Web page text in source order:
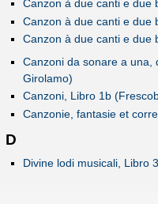
Canzon à due canti e due
Canzon à due canti e due
Canzon à due canti e due
Canzoni da sonare a una,
Girolamo)
Canzoni, Libro 1b
Canzonie, fantasie et
D
Divine lodi musicali, Libro